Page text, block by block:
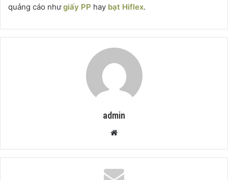
quảng cáo nhưgiấy PP hay bạt Hiflex.
admin
Website